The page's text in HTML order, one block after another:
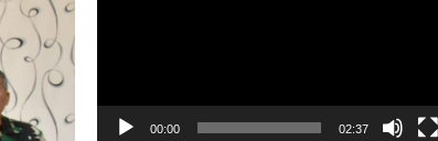
00:00 02:37